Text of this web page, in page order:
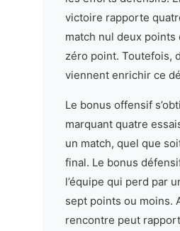
victoire rapporte
match nul deux points
zéro point. Toutefois,
viennent enrichir ce
Le bonus offensif
marquant quatre
un match, quel que
final. Le bonus
l’équipe qui perd par
sept points ou moins.
rencontre peut